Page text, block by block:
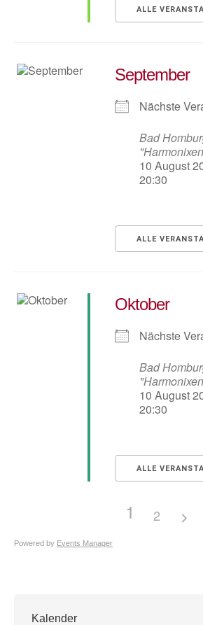
ALLE
September
Nächste
Bad
10 August
20:30
ALLE
Oktober
Nächste
Bad
10 August
20:30
ALLE
1 2
Powered by Events Manager
Kalender